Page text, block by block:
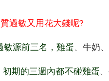
過敏又用花大錢呢?
敏源前三名，雞蛋、牛奶
初期的三週內都不碰雞蛋